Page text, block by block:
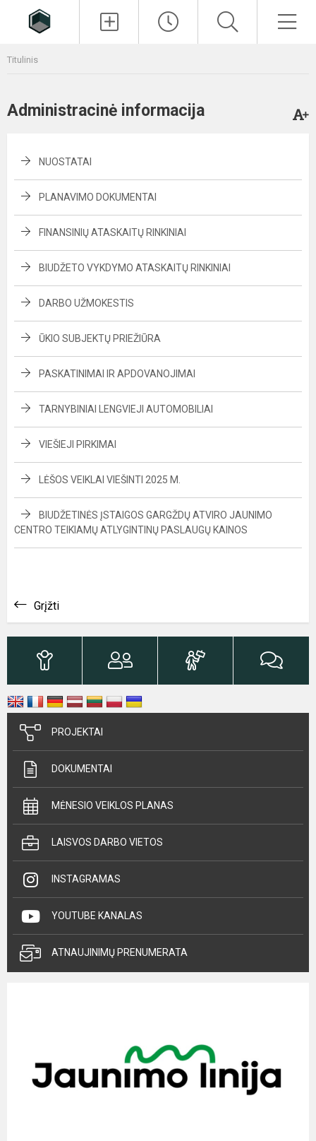
Titulinis
Administracinė informacija
NUOSTATAI
PLANAVIMO DOKUMENTAI
FINANSINIŲ ATASKAITŲ RINKINIAI
BIUDŽETO VYKDYMO ATASKAITŲ RINKINIAI
DARBO UŽMOKESTIS
ŪKIO SUBJEKTŲ PRIEŽIŪRA
PASKATINIMAI IR APDOVANOJIMAI
TARNYBINIAI LENGVIEJI AUTOMOBILIAI
VIEŠIEJI PIRKIMAI
LĖŠOS VEIKLAI VIEŠINTI 2025 M.
BIUDŽETINĖS ĮSTAIGOS GARGŽDŲ ATVIRO JAUNIMO
CENTRO TEIKIAMŲ ATLYGINTINŲ PASLAUGŲ KAINOS
Grįžti
PROJEKTAI
DOKUMENTAI
MĖNESIO VEIKLOS PLANAS
LAISVOS DARBO VIETOS
INSTAGRAMAS
YOUTUBE KANALAS
ATNAUJINIMŲ PRENUMERATA